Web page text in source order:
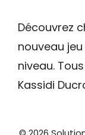
Découvrez
nouveau
niveau.
Kassidi